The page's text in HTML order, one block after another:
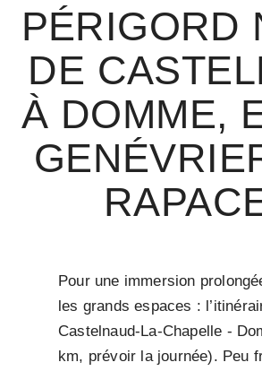
PÉRIGORD
DE
À DOMME,
Pour une immersion
les grands espaces :
Castelnaud-La-Chapelle -
km, prévoir la journée). Peu